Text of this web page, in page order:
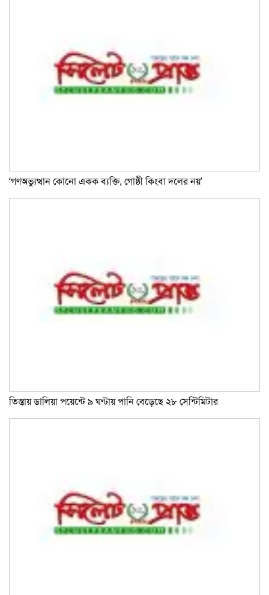
‘গণঅভ্যুত্থান কোনো একক ব্যক্তি, গোষ্ঠী কিংবা দলের নয়’
তিস্তায় ডালিয়া পয়েন্টে ৯ ঘণ্টায় পানি বেড়েছে ২৮ সেন্টিমিটার